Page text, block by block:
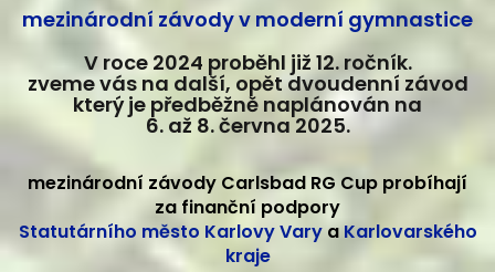
mezinárodní závody v moderní gymnastice
V roce 2024 proběhl již 12. ročník.
zveme vás na další, opět dvoudenní závod
který je předběžně naplánován na
6. až 8. června 2025.
mezinárodní závody Carlsbad RG Cup probíhají
za finanční podpory
Statutárního město Karlovy Varya Karlovarského
kraje